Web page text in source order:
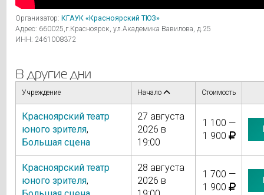
Организатор: КГАУК «Красноярский ТЮЗ»
Адрес: 660025,г.Красноярск, ул.Академика Вавилова, д.25
ИНН: 2461008372
В другие дни
Учреждение Начало Стоимость
Красноярский театр
юного зрителя,
Большая сцена
27 августа
2026 в
19:00
1 100 —
1 900
Красноярский театр
юного зрителя,
28 августа
2026 в
1 700 —
1 900